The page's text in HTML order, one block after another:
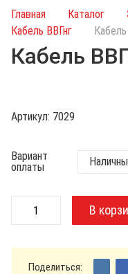
и
с
п
т
л
о
Главная Каталог
Кабель ВВГнг
Кабель
Артикул: 7029
Вариант
оплаты
Поделиться: